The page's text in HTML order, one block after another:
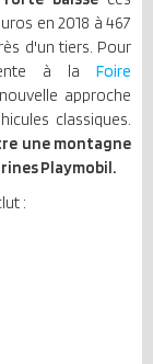
en 2018 à 467
d'un tiers. Pour
à la Foire
approche
classiques.
une montagne
Playmobil.
: